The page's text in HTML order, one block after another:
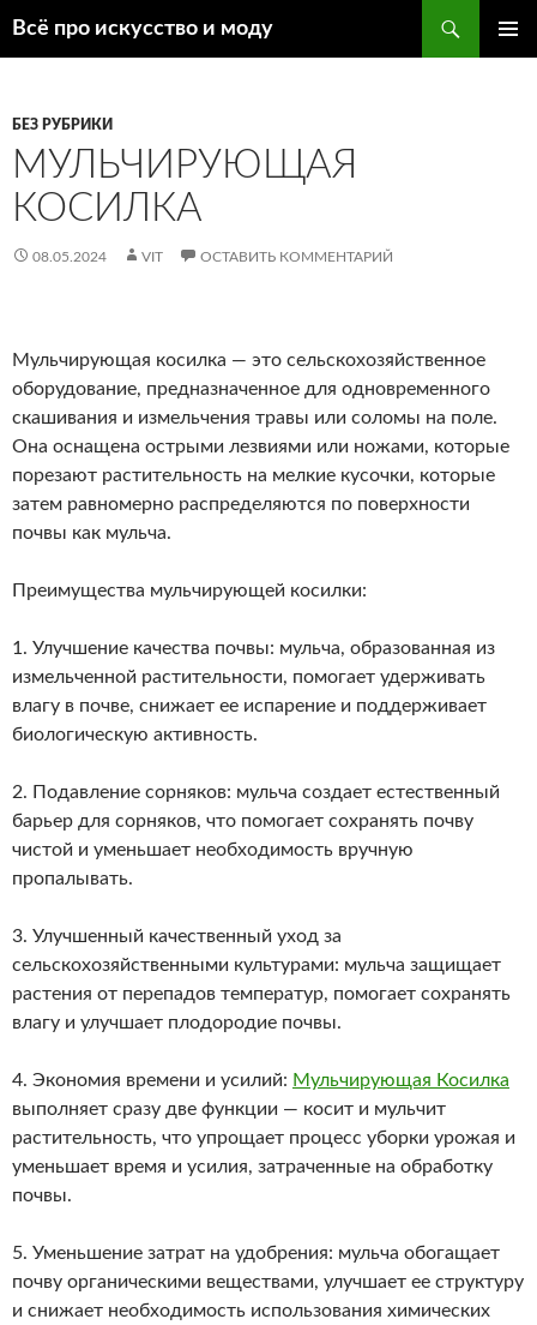
Всё про искусство и моду
БЕЗ РУБРИКИ
МУЛЬЧИРУЮЩАЯ
КОСИЛКА
08.05.2024 VIT ОСТАВИТЬ КОММЕНТАРИЙ
Мульчирующая косилка — это сельскохозяйственное
оборудование, предназначенное для одновременного
скашивания и измельчения травы или соломы на поле.
Она оснащена острыми лезвиями или ножами, которые
порезают растительность на мелкие кусочки, которые
затем равномерно распределяются по поверхности
почвы как мульча.
Преимущества мульчирующей косилки:
1. Улучшение качества почвы: мульча, образованная из
измельченной растительности, помогает удерживать
влагу в почве, снижает ее испарение и поддерживает
биологическую активность.
2. Подавление сорняков: мульча создает естественный
барьер для сорняков, что помогает сохранять почву
чистой и уменьшает необходимость вручную
пропалывать.
3. Улучшенный качественный уход за
сельскохозяйственными культурами: мульча защищает
растения от перепадов температур, помогает сохранять
влагу и улучшает плодородие почвы.
4. Экономия времени и усилий: Мульчирующая Косилка
выполняет сразу две функции — косит и мульчит
растительность, что упрощает процесс уборки урожая и
уменьшает время и усилия, затраченные на обработку
почвы.
5. Уменьшение затрат на удобрения: мульча обогащает
почву органическими веществами, улучшает ее структуру
и снижает необходимость использования химических